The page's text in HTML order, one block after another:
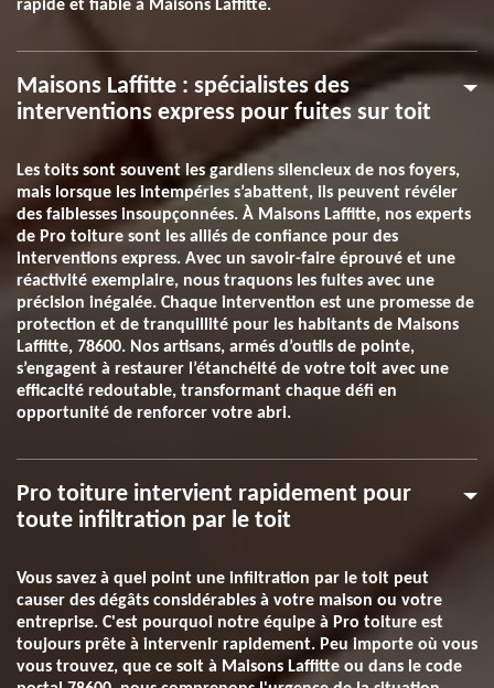
rapide et fiable à Maisons Laffitte.
Maisons Laffitte : spécialistes des
interventions express pour fuites sur toit
Les toits sont souvent les gardiens silencieux de nos foyers,
mais lorsque les intempéries s’abattent, ils peuvent révéler
des faiblesses insoupçonnées. À Maisons Laffitte, nos experts
de Pro toiture sont les alliés de confiance pour des
interventions express. Avec un savoir-faire éprouvé et une
réactivité exemplaire, nous traquons les fuites avec une
précision inégalée. Chaque intervention est une promesse de
protection et de tranquillité pour les habitants de Maisons
Laffitte, 78600. Nos artisans, armés d’outils de pointe,
s’engagent à restaurer l’étanchéité de votre toit avec une
efficacité redoutable, transformant chaque défi en
opportunité de renforcer votre abri.
Pro toiture intervient rapidement pour
toute infiltration par le toit
Vous savez à quel point une infiltration par le toit peut
causer des dégâts considérables à votre maison ou votre
entreprise. C'est pourquoi notre équipe à Pro toiture est
toujours prête à intervenir rapidement. Peu importe où vous
vous trouvez, que ce soit à Maisons Laffitte ou dans le code